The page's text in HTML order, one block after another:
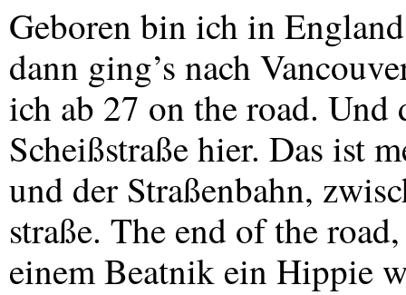
Geboren bin ich in
dann ging’s nach
ich ab 27 on the road. Und
Scheißstraße hier. Das ist
und der Straßenbahn,
straße. The end of the
einem Beatnik ein Hippie